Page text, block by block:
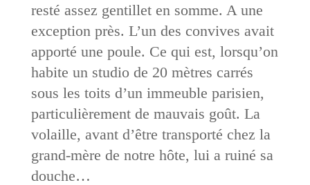
resté assez gentillet en somme. A une
exception près. L’un des convives avait
apporté une poule. Ce qui est, lorsqu’on
habite un studio de 20 mètres carrés
sous les toits d’un immeuble parisien,
particulièrement de mauvais goût. La
volaille, avant d’être transporté chez la
grand-mère de notre hôte, lui a ruiné sa
douche…